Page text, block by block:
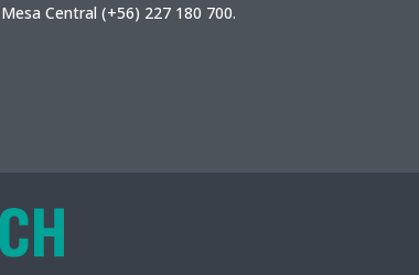
Mesa Central (+56) 227 180 700.